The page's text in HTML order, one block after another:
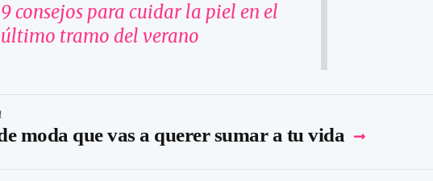
9 consejos para cuidar la piel en el
último tramo del verano
moda que vas a querer sumar a tu vida